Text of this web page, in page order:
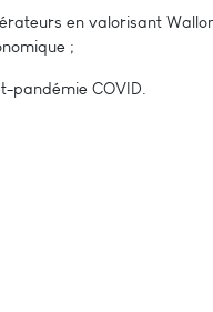
en valorisant
;
pandémie COVID.